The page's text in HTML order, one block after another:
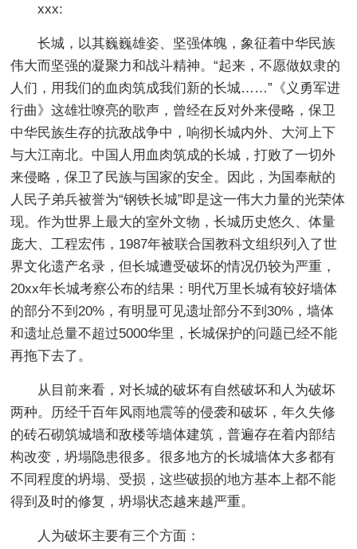
xxx:
长城，以其巍巍雄姿、坚强体魄，象征着中华民族
伟大而坚强的凝聚力和战斗精神。“起来，不愿做奴隶的
人们，用我们的血肉筑成我们新的长城……”《义勇军进
行曲》这雄壮嘹亮的歌声，曾经在反对外来侵略，保卫
中华民族生存的抗敌战争中，响彻长城内外、大河上下
与大江南北。中国人用血肉筑成的长城，打败了一切外
来侵略，保卫了民族与国家的安全。因此，为国奉献的
人民子弟兵被誉为“钢铁长城”即是这一伟大力量的光荣体
现。作为世界上最大的室外文物，长城历史悠久、体量
庞大、工程宏伟，1987年被联合国教科文组织列入了世
界文化遗产名录，但长城遭受破坏的情况仍较为严重，
20xx年长城考察公布的结果：明代万里长城有较好墙体
的部分不到20%，有明显可见遗址部分不到30%，墙体
和遗址总量不超过5000华里，长城保护的问题已经不能
再拖下去了。
从目前来看，对长城的破坏有自然破坏和人为破坏
两种。历经千百年风雨地震等的侵袭和破坏，年久失修
的砖石砌筑城墙和敌楼等墙体建筑，普遍存在着内部结
构改变，坍塌隐患很多。很多地方的长城墙体大多都有
不同程度的坍塌、受损，这些破损的地方基本上都不能
得到及时的修复，坍塌状态越来越严重。
人为破坏主要有三个方面：